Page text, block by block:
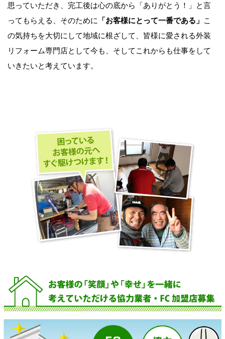
思っていただき、完工後は心の底から「ありがとう！」と言
ってもらえる、そのために 「お客様にとって一番である」 こ
の気持ちを大切にして地域に根ざして、皆様に愛される外装
リフォーム専門店として今も、そしてこれからも仕事をして
いきたいと考えています。